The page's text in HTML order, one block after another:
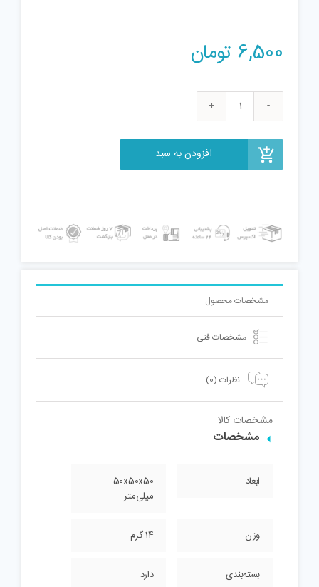
6,500 تومان
آویز
افزودن به سبد
مشخصات محصول
مشخصات فنی
نظرات (0)
مشخصات کالا
مشخصات
ابعاد
50x50x50
میلی‌متر
وزن 14 گرم
بسته‌بندی دارد